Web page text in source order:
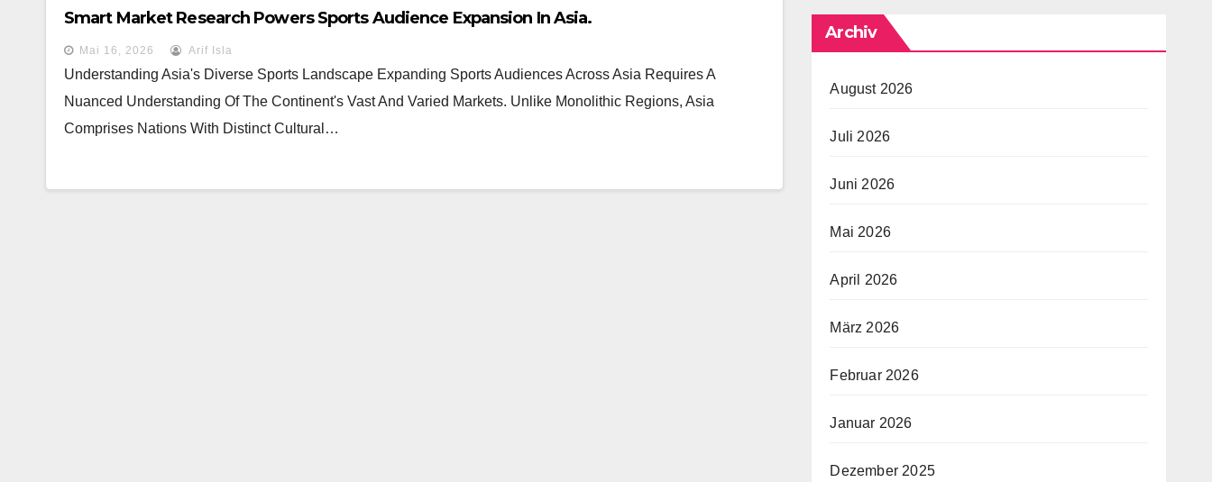
Smart Market Research Powers Sports Audience Expansion In Asia.
Mai 16, 2026 Arif Isla
Understanding Asia's Diverse Sports Landscape Expanding Sports Audiences Across Asia Requires A
Nuanced Understanding Of The Continent's Vast And Varied Markets. Unlike Monolithic Regions, Asia
Comprises Nations With Distinct Cultural…
Archiv
August 2026
Juli 2026
Juni 2026
Mai 2026
April 2026
März 2026
Februar 2026
Januar 2026
Dezember 2025